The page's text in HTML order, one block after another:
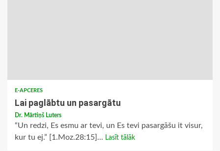
E-APCERES
Lai paglābtu un pasargātu
Dr. Mārtiņš Luters
“Un redzi, Es esmu ar tevi, un Es tevi pasargāšu it visur,
kur tu ej.” [1.Moz.28:15]... Lasīt tālāk